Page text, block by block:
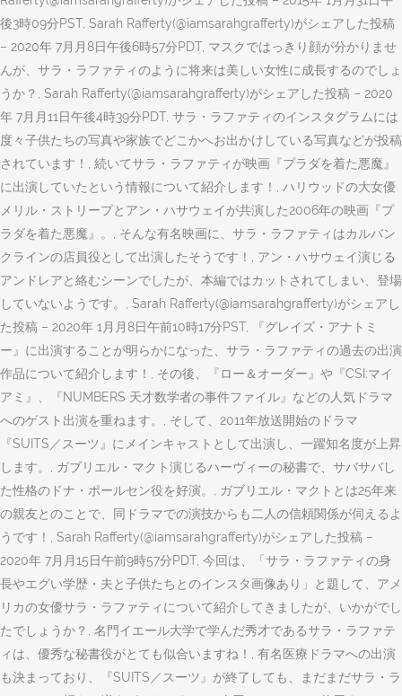
後3時09分PST, Sarah Rafferty(@iamsarahgrafferty)がシェアした投稿
– 2020年 7月月8日午後6時57分PDT, マスクではっきり顔が分かりませ
んが、サラ・ラファティのように将来は美しい女性に成長するのでしょ
うか？, Sarah Rafferty(@iamsarahgrafferty)がシェアした投稿 – 2020
年 7月月11日午後4時39分PDT, サラ・ラファティのインスタグラムには
度々子供たちの写真や家族でどこかへお出かけしている写真などが投稿
されています！, 続いてサラ・ラファティが映画『プラダを着た悪魔』
に出演していたという情報について紹介します！, ハリウッドの大女優
メリル・ストリープとアン・ハサウェイが共演した2006年の映画『プ
ラダを着た悪魔』。, そんな有名映画に、サラ・ラファティはカルバン
クラインの店員役として出演したそうです！, アン・ハサウェイ演じる
アンドレアと絡むシーンでしたが、本編ではカットされてしまい、登場
していないようです。, Sarah Rafferty(@iamsarahgrafferty)がシェアし
た投稿 – 2020年 1月月8日午前10時17分PST, 『グレイズ・アナトミ
ー』に出演することが明らかになった、サラ・ラファティの過去の出演
作品について紹介します！, その後、『ロー＆オーダー』や『CSI:マイ
アミ』、『NUMBERS 天才数学者の事件ファイル』などの人気ドラマ
へのゲスト出演を重ねます。, そして、2011年放送開始のドラマ
『SUITS／スーツ』にメインキャストとして出演し、一躍知名度が上昇
します。, ガブリエル・マクト演じるハーヴィーの秘書で、サバサバし
た性格のドナ・ポールセン役を好演。, ガブリエル・マクトとは25年来
の親友とのことで、同ドラマでの演技からも二人の信頼関係が伺えるよ
うです！, Sarah Rafferty(@iamsarahgrafferty)がシェアした投稿 –
2020年 7月月15日午前9時57分PDT, 今回は、「サラ・ラファティの身
長やエグい学歴・夫と子供たちとのインスタ画像あり」と題して、アメ
リカの女優サラ・ラファティについて紹介してきましたが、いかがでし
たでしょうか？, 名門イエール大学で学んだ秀才であるサラ・ラファテ
ィは、優秀な秘書役がとても似合いますね！, 有名医療ドラマへの出演
も決まっており、『SUITS／スーツ』が終了しても、まだまだサラ・ラ